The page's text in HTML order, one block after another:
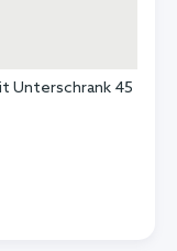
Unterschrank 45